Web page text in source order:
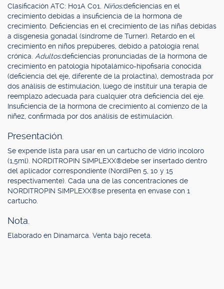
Clasificación ATC: H01A C01. Niños:deficiencias en el
crecimiento debidas a insuficiencia de la hormona de
crecimiento. Deficiencias en el crecimiento de las niñas debidas
a disgenesia gonadal (síndrome de Turner). Retardo en el
crecimiento en niños prepúberes, debido a patología renal
crónica. Adultos:deficiencias pronunciadas de la hormona de
crecimiento en patología hipotalámico-hipofisaria conocida
(deficiencia del eje, diferente de la prolactina), demostrada por
dos análisis de estimulación, luego de instituir una terapia de
reemplazo adecuada para cualquier otra deficiencia del eje.
Insuficiencia de la hormona de crecimiento al comienzo de la
niñez, confirmada por dos análisis de estimulación.
Presentación.
Se expende lista para usar en un cartucho de vidrio incoloro
(1,5ml). NORDITROPIN SIMPLEXX®debe ser insertado dentro
del aplicador correspondiente (NordiPen 5, 10 y 15
respectivamente). Cada una de las concentraciones de
NORDITROPIN SIMPLEXX®se presenta en envase con 1
cartucho.
Nota.
Elaborado en Dinamarca. Venta bajo receta.